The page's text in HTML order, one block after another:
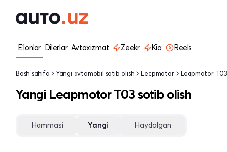
E'lonlar Dilerlar Avtoxizmat Zeekr Kia Reels
Bosh sahifa Yangi avtomobil sotib olish Leapmotor Leapmotor T03
Yangi Leapmotor T03 sotib olish
Hammasi Yangi Haydalgan